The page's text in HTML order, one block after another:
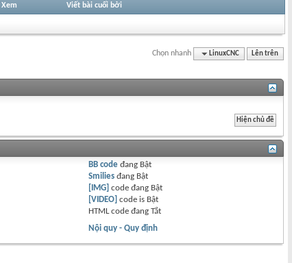
Xem Viết bài cuối bởi
Chọn nhanh LinuxCNC Lên trên
BB code đang Bật
Smilies đang Bật
[IMG] code đang Bật
[VIDEO] code is Bật
HTML code đangTắt
Nội quy - Quy định